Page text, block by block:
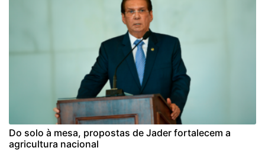
Do solo à mesa, propostas de Jader fortalecem a
agricultura nacional